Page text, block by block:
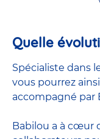
Quelle
Spécialiste dans
vous pourrez
accompagné par
Babilou a à cœur